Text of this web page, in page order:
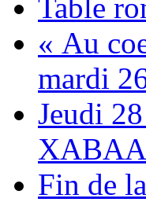
Table
« Au
mardi
Jeudi
Fin de